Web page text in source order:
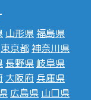
山形県福島県
東京都神奈川県
長野県 岐阜県
大阪府 兵庫県
広島県 山口県